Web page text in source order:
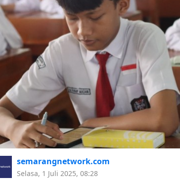
semarangnetwork.com
Selasa, 1 Juli 2025, 08:28